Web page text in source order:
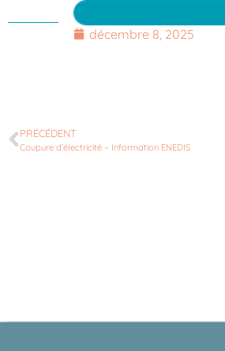
décembre 8, 2025
PRÉCÉDENT
Coupure d’électricité – Information ENEDIS